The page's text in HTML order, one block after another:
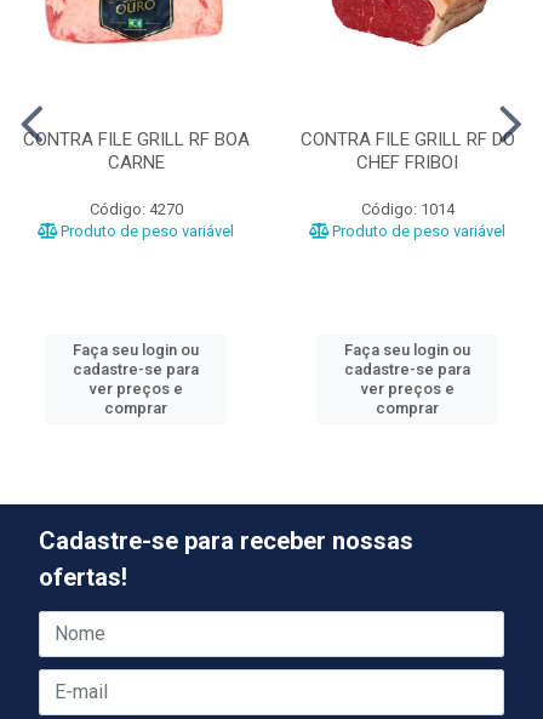
CONTRA FILE GRILL RF BOA
CARNE
Código: 4270
Produto de peso variável
Faça seu login ou
cadastre-se para
ver preços e
comprar
CONTRA FILE GRILL RF DO
CHEF FRIBOI
Código: 1014
Produto de peso variável
Faça seu login ou
cadastre-se para
ver preços e
comprar
Cadastre-se para receber nossas
ofertas!